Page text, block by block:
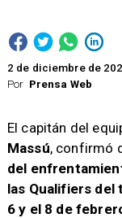
Por Prensa Web
2 de diciembre de
El capitán del
Massú, confirmó
del
las Qualifiers del
6 y el 8 de